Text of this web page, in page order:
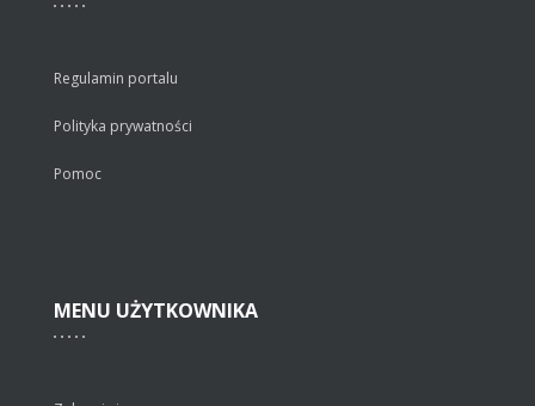
Regulamin portalu
Polityka prywatności
Pomoc
MENU UŻYTKOWNIKA